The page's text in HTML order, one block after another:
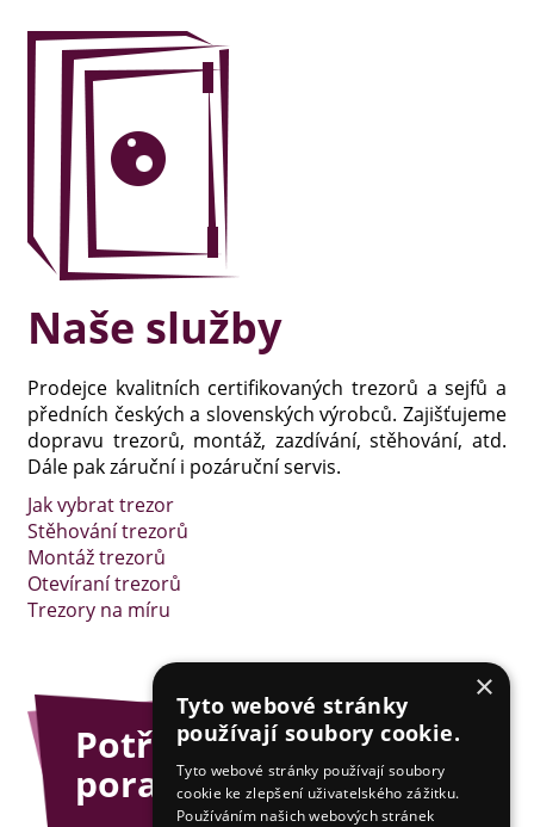
Naše služby
Prodejce kvalitních certifikovaných trezorů a sejfů a
předních českých a slovenských výrobců. Zajišťujeme
dopravu trezorů, montáž, zazdívání, stěhování, atd.
Dále pak záruční i pozáruční servis.
Jak vybrat trezor
Stěhování trezorů
Montáž trezorů
Otevíraní trezorů
Trezory na míru
Potřebujete
poradit?
×
Tyto webové stránky
používají soubory cookie.
Tyto webové stránky používají soubory
cookie ke zlepšení uživatelského zážitku.
Používáním našich webových stránek